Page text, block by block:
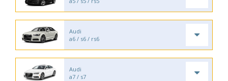
Audi
a6 / s6 / rs6
Audi
a7 / s7